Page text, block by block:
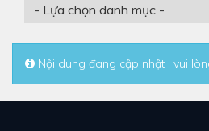
Nội dung đang cập nhật ! vui